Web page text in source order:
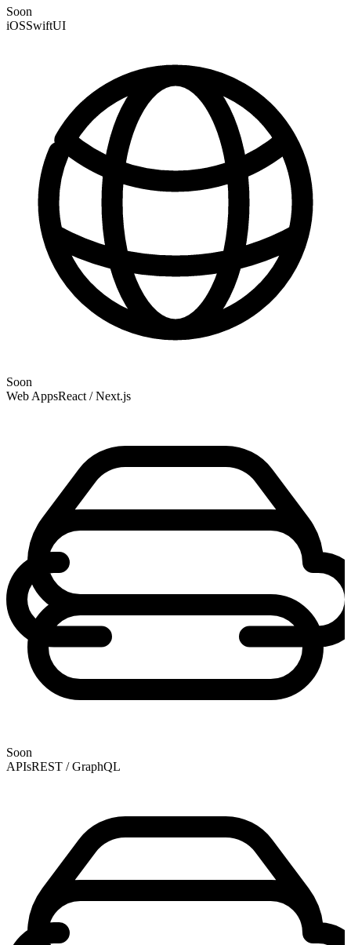
Soon
iOSSwiftUI
Soon
Web AppsReact / Next.js
Soon
APIsREST / GraphQL